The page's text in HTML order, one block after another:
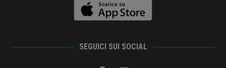
SEGUICI SUI SOCIAL